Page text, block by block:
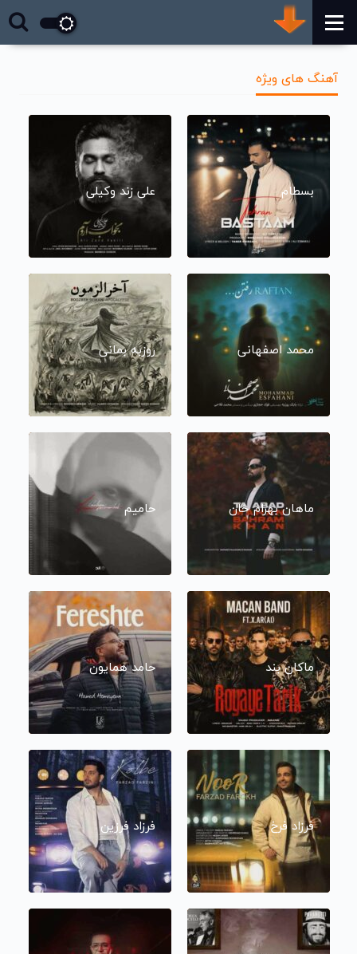
آهنگ های ویژه
بسطام علی زند وکیلی
محمد اصفهانی روزبه بمانی
ماهان بهرام خان حامیم
ماکان بند حامد همایون
فرزاد فرخ فرزاد فرزین